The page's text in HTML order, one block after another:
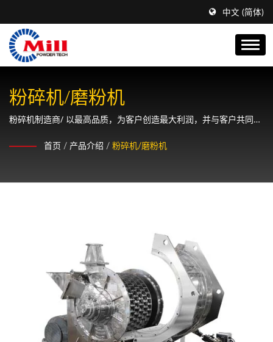
中文 (简体)
粉碎机/磨粉机
粉碎机制造商/ 以最高品质，为客户创造最大利润，并与客户共同成
首页 / 产品介绍 / 粉碎机/磨粉机